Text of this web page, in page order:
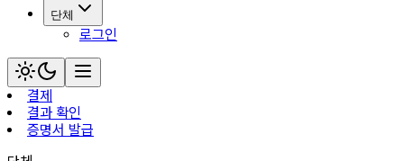
단체
로그인
결제
결과 확인
증명서 발급